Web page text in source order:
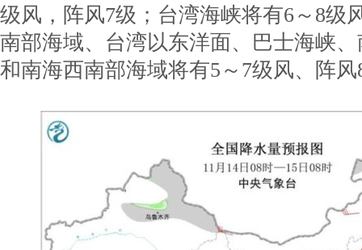
级风，阵风7级；台湾海峡将有6～8级
南部海域、台湾以东洋面、巴士海峡
和南海西南部海域将有5～7级风、阵